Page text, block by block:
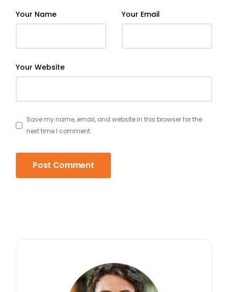
Your Name Your Email
Your Website
Save my name, email, and website in this browser for the
next time I comment.
Post Comment